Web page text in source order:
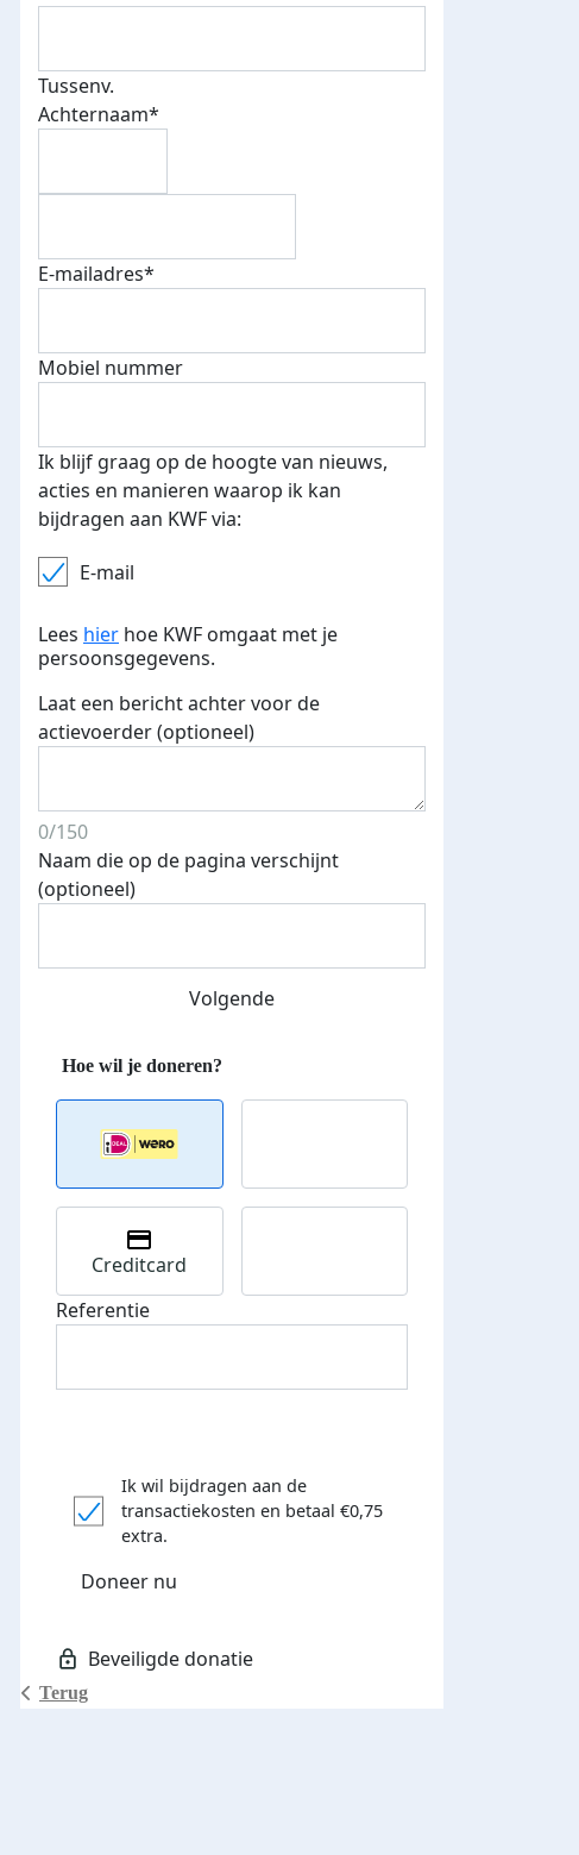
E-mails verstuurd
Donateurs bedankt
€500 euro opgehaald: t-shirt
Tussenv.
Achternaam*
E-mailadres*
Mobiel nummer
Ik blijf graag op de hoogte van nieuws,
acties en manieren waarop ik kan
bijdragen aan KWF via:
E-mail
Lees hier hoe KWF omgaat met je
persoonsgegevens.
Laat een bericht achter voor de
actievoerder (optioneel)
0/150
Naam die op de pagina verschijnt
(optioneel)
Volgende
Terug
Creditcard
Referentie
Ik wil bijdragen aan de
transactiekosten en betaal €0,75
extra.
Doneer nu